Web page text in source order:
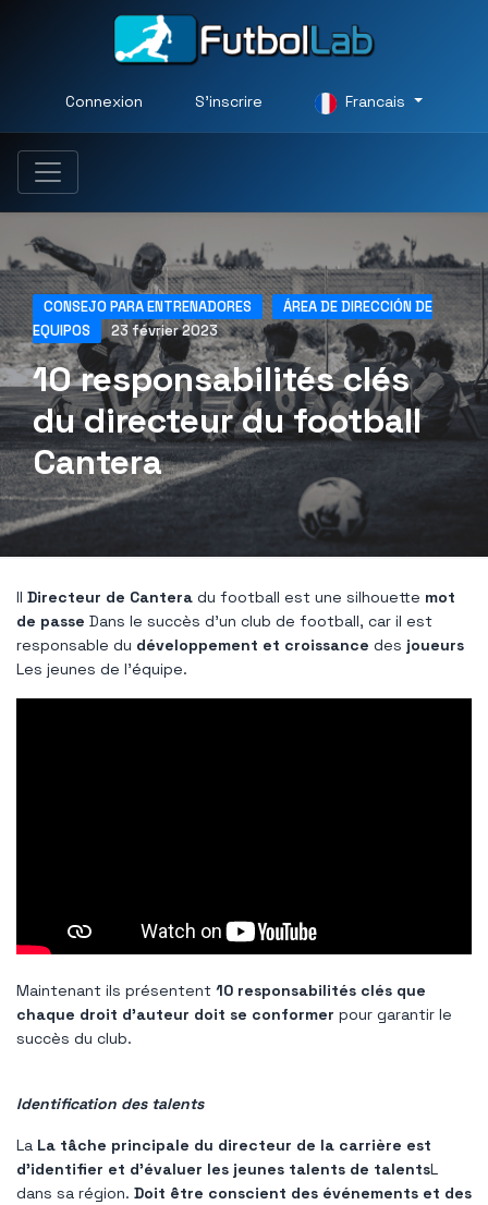
Connexion S'inscrire Francais
CONSEJO PARA ENTRENADORES
ÁREA DE DIRECCIÓN DE
EQUIPOS
23 février 2023
10 responsabilités clés
du directeur du football
Cantera
Il Directeur de Cantera du football est une silhouette mot
de passe Dans le succès d'un club de football, car il est
responsable du développement et croissance des joueurs
Les jeunes de l'équipe.
Maintenant ils présentent 10 responsabilités clés que
chaque droit d'auteur doit se conformer pour garantir le
succès du club.
Identification des talents
La La tâche principale du directeur de la carrière est
d'identifier et d'évaluer les jeunes talents de talentsL
dans sa région. Doit être conscient des événements et des